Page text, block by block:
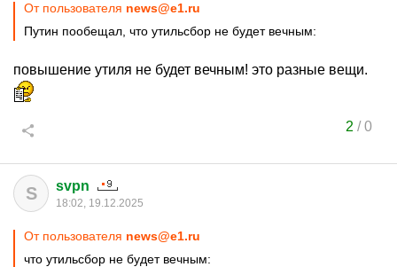
От пользователя news@e1.ru
Путин пообещал, что утильсбор не будет вечным:
повышение утиля не будет вечным! это разные вещи.
2 /0
S svpn
18:02, 19.12.2025
От пользователя news@e1.ru
что утильсбор не будет вечным: